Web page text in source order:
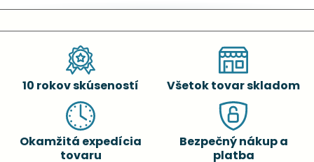
10 rokov skúseností Všetok tovar skladom
Okamžitá expedícia
tovaru
Bezpečný nákup a
platba